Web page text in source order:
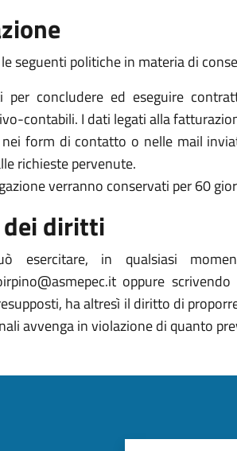
seguenti politiche in materia di
concludere ed eseguire
contabili. I dati legati alla
form di contatto o nelle mail
richieste pervenute.
verranno conservati per 60
dei diritti
esercitare, in qualsiasi
oppure
ha altresì il diritto di
avvenga in violazione di quanto